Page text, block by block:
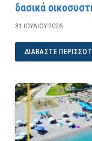
δασικά
31 ΙΟΥΛΊΟΥ 2026
ΔΙΑΒΆΣΤΕ